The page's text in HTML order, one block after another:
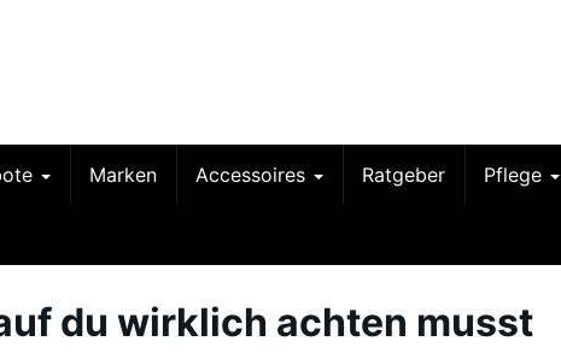
Marken Accessoires Ratgeber Pflege
du wirklich achten musst